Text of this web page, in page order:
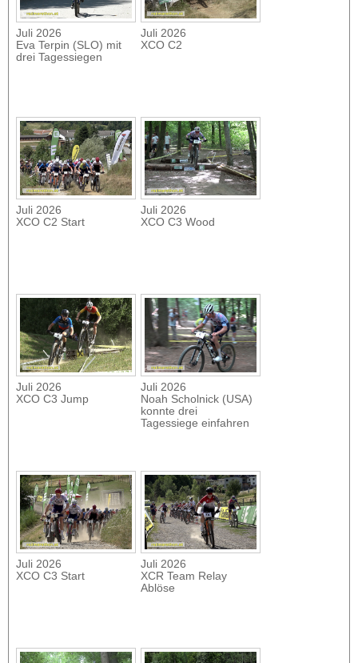
Juli 2026
Eva Terpin (SLO) mit
drei Tagessiegen
Juli 2026
XCO C2
Juli 2026
XCO C2 Start
Juli 2026
XCO C3 Wood
Juli 2026
XCO C3 Jump
Juli 2026
Noah Scholnick (USA)
konnte drei
Tagessiege einfahren
Juli 2026
XCO C3 Start
Juli 2026
XCR Team Relay
Ablöse